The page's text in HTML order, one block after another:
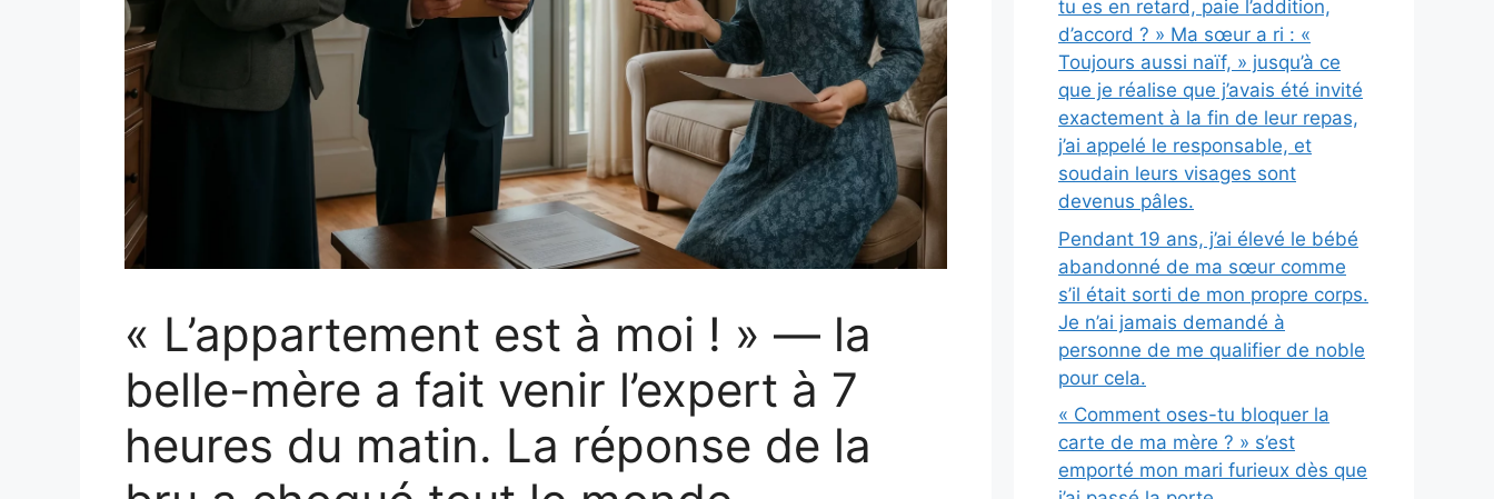
« L’appartement est à moi ! » — la
belle-mère a fait venir l’expert à 7
heures du matin. La réponse de la
tu es en retard, paie l’addition,
d’accord ? » Ma sœur a ri : «
Toujours aussi naïf, » jusqu’à ce
que je réalise que j’avais été invité
exactement à la fin de leur repas,
j’ai appelé le responsable, et
soudain leurs visages sont
devenus pâles.
Pendant 19 ans, j’ai élevé le bébé
abandonné de ma sœur comme
s’il était sorti de mon propre corps.
Je n’ai jamais demandé à
personne de me qualifier de noble
pour cela.
« Comment oses-tu bloquer la
carte de ma mère ? » s’est
emporté mon mari furieux dès que